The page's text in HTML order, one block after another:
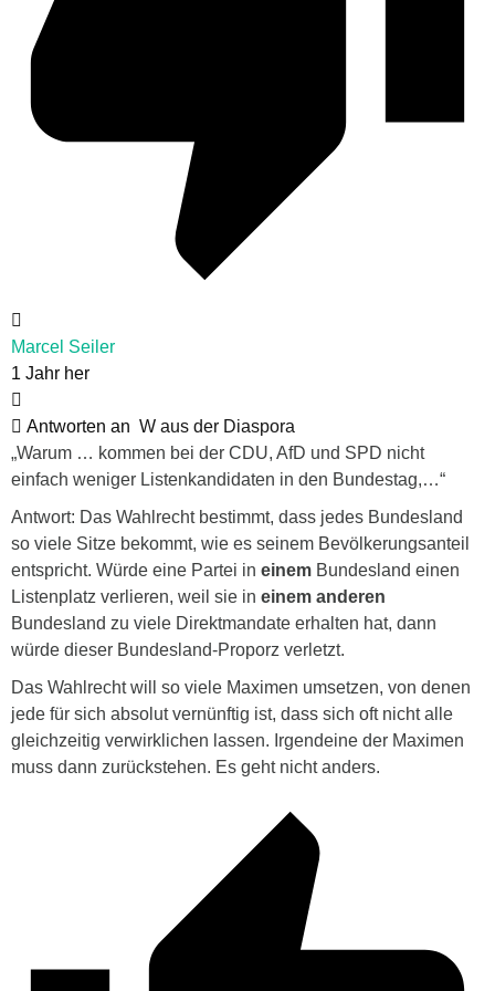
Marcel Seiler
1 Jahr her
Antworten an W aus der Diaspora
„Warum … kommen bei der CDU, AfD und SPD nicht
einfach weniger Listenkandidaten in den Bundestag,…“
Antwort: Das Wahlrecht bestimmt, dass jedes Bundesland
so viele Sitze bekommt, wie es seinem Bevölkerungsanteil
entspricht. Würde eine Partei in einem Bundesland einen
Listenplatz verlieren, weil sie in einem anderen
Bundesland zu viele Direktmandate erhalten hat, dann
würde dieser Bundesland-Proporz verletzt.
Das Wahlrecht will so viele Maximen umsetzen, von denen
jede für sich absolut vernünftig ist, dass sich oft nicht alle
gleichzeitig verwirklichen lassen. Irgendeine der Maximen
muss dann zurückstehen. Es geht nicht anders.